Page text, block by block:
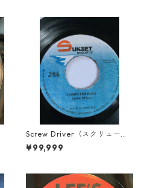
Screw Driver（スクリュード
ライバー） - Computer Rule
【7'】
¥99,999